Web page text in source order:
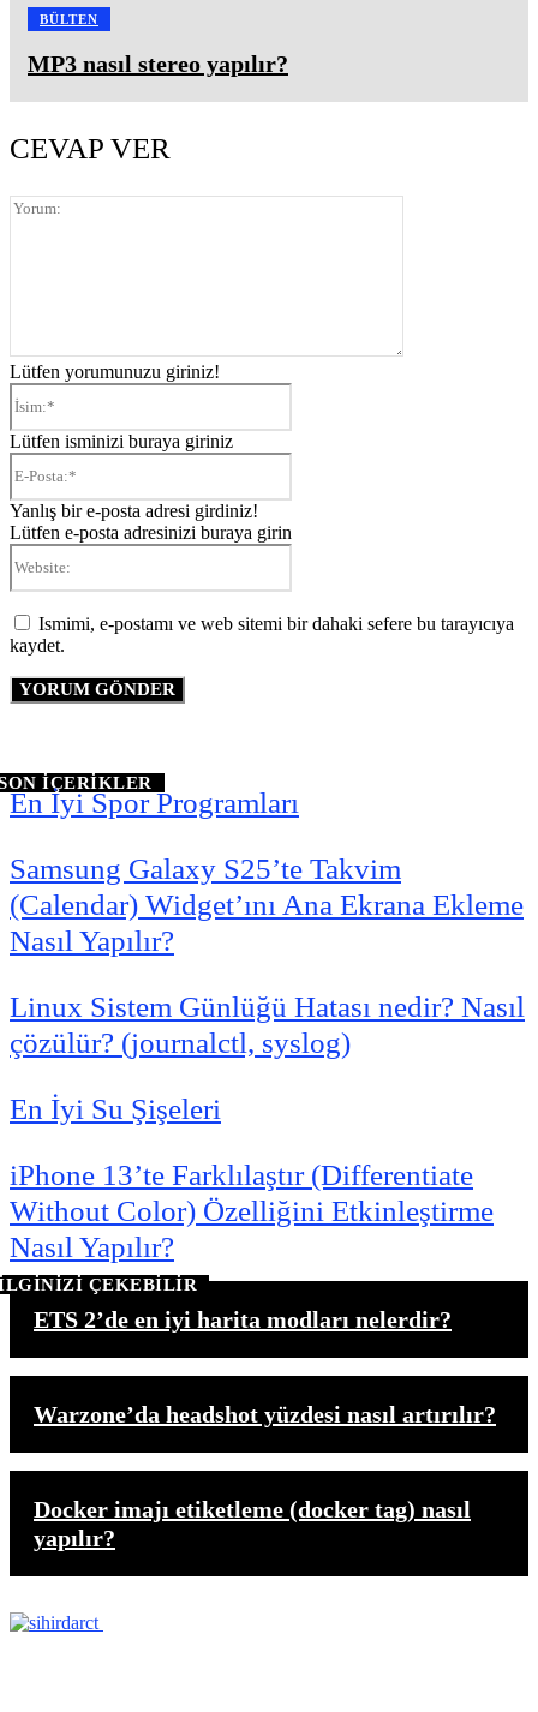
BÜLTEN
MP3 nasıl stereo yapılır?
CEVAP VER
Lütfen yorumunuzu giriniz!
Lütfen isminizi buraya giriniz
Yanlış bir e-posta adresi girdiniz!
Lütfen e-posta adresinizi buraya girin
Ismimi, e-postamı ve web sitemi bir dahaki sefere bu tarayıcıya
kaydet.
İÇERİKLER
En İyi Spor Programları
Samsung Galaxy S25’te Takvim
(Calendar) Widget’ını Ana Ekrana Ekleme
Nasıl Yapılır?
Linux Sistem Günlüğü Hatası nedir? Nasıl
çözülür? (journalctl, syslog)
En İyi Su Şişeleri
iPhone 13’te Farklılaştır (Differentiate
Without Color) Özelliğini Etkinleştirme
Nasıl Yapılır?
ÇEKEBİLİR
ETS 2’de en iyi harita modları nelerdir?
Warzone’da headshot yüzdesi nasıl artırılır?
Docker imajı etiketleme (docker tag) nasıl
yapılır?